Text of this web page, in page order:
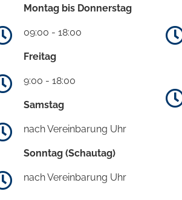
Montag bis Donnerstag
09:00 - 18:00
Freitag
9:00 - 18:00
Samstag
nach Vereinbarung Uhr
Sonntag (Schautag)
nach Vereinbarung Uhr